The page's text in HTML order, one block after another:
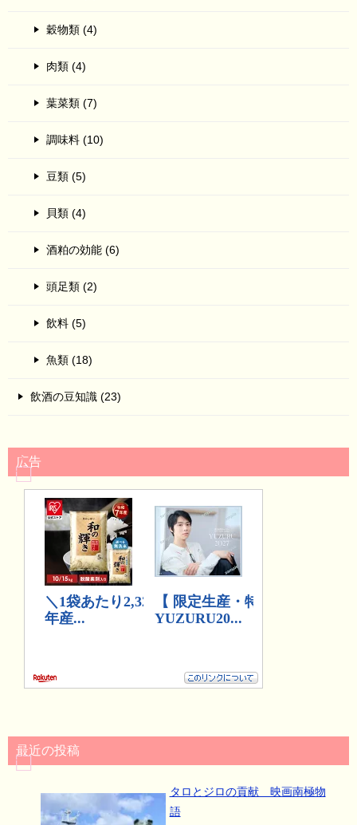
穀物類 (4)
肉類 (4)
葉菜類 (7)
調味料 (10)
豆類 (5)
貝類 (4)
酒粕の効能 (6)
頭足類 (2)
飲料 (5)
魚類 (18)
飲酒の豆知識 (23)
広告
最近の投稿
タロとジロの貢献 映画南極物
語